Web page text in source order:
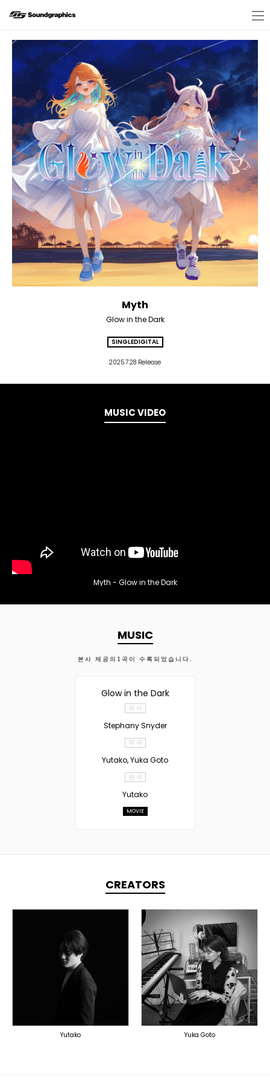
Myth
Glow in the Dark
SINGLEDIGITAL
2025.7.28 Release
MUSIC VIDEO
Myth - Glow in the Dark
MUSIC
본사 제공의 1 곡이 수록되었습니다.
Glow in the Dark
작 사
Stephany Snyder
작 곡
Yutako, Yuka Goto
편 곡
Yutako
MOVIE
CREATORS
TOPLINER
PRODUCER
LYRICIST
DOMESTICS
Yutako
TOPLINER
LYRICIST
DOMESTICS
Yuka Goto